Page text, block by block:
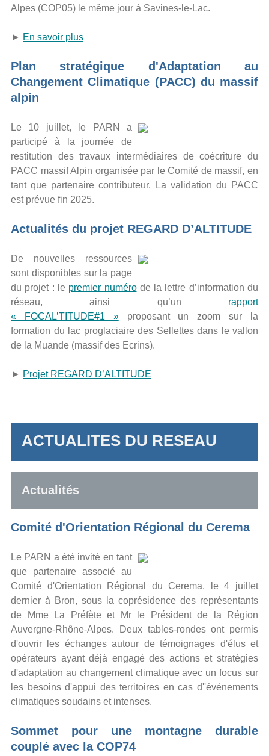
Alpes (COP05) le même jour à Savines-le-Lac.
► En savoir plus
Plan stratégique d'Adaptation au
Changement Climatique (PACC) du massif
alpin
Le 10 juillet, le PARN a
participé à la journée de
restitution des travaux intermédiaires de coécriture du
PACC massif Alpin organisée par le Comité de massif, en
tant que partenaire contributeur. La validation du PACC
est prévue fin 2025.
Actualités du projet REGARD D’ALTITUDE
De nouvelles ressources
sont disponibles sur la page
du projet : le premier numérode la lettre d’information du
réseau, ainsi qu’un rapport
« FOCAL’TITUDE#1 »proposant un zoom sur la
formation du lac proglaciaire des Sellettes dans le vallon
de la Muande (massif des Ecrins).
► Projet REGARD D’ALTITUDE
ACTUALITES DU RESEAU
Actualités
Comité d'Orientation Régional du Cerema
Le PARN a été invité en tant
que partenaire associé au
Comité d'Orientation Régional du Cerema, le 4 juillet
dernier à Bron, sous la coprésidence des représentants
de Mme La Préfète et Mr le Président de la Région
Auvergne-Rhône-Alpes. Deux tables-rondes ont permis
d'ouvrir les échanges autour de témoignages d'élus et
opérateurs ayant déjà engagé des actions et stratégies
d'adaptation au changement climatique avec un focus sur
les besoins d'appui des territoires en cas d''événements
climatiques soudains et intenses.
Sommet pour une montagne durable
couplé avec la COP74